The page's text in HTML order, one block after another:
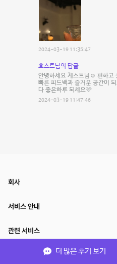
2024-03-19 11:35:47
호스트님의 답글
안녕하세요 게스트님☺️ 편하고
빠른 피드백과 즐거운 공간이
다 좋은하루 되세요🩷
2024-03-19 11:47:46
더 많은 후기 보기
회사
서비스 안내
관련 서비스